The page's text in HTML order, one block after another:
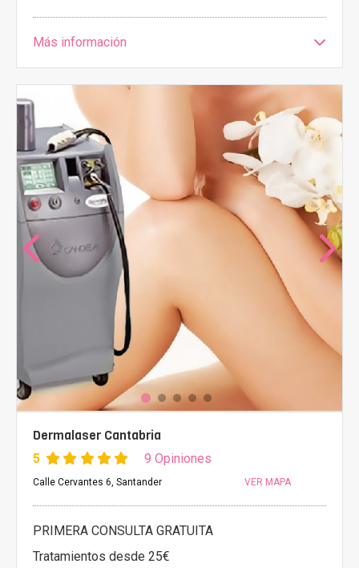
Más información
Dermalaser Cantabria
5 9 Opiniones
Calle Cervantes 6, Santander VER MAPA
PRIMERA CONSULTA GRATUITA
Tratamientos desde 25€